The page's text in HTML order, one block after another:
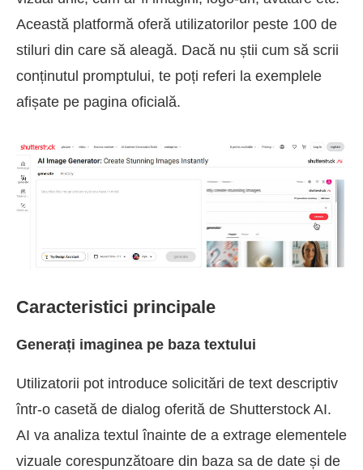
Această platformă oferă utilizatorilor peste 100 de
stiluri din care să aleagă. Dacă nu știi cum să scrii
conținutul promptului, te poți referi la exemplele
afișate pe pagina oficială.
Caracteristici principale
Generați imaginea pe baza textului
Utilizatorii pot introduce solicitări de text descriptiv
într-o casetă de dialog oferită de Shutterstock AI.
AI va analiza textul înainte de a extrage elementele
vizuale corespunzătoare din baza sa de date și de